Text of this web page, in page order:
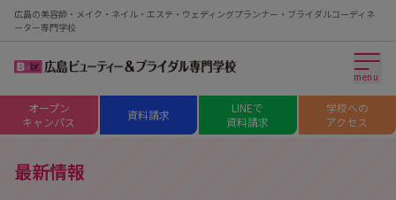
広島の美容師・メイク・ネイル・エステ・ウェディングプランナー・ブライダルコーディネ
ーター専門学校
menu
オープン
キャンパス
資料請求
LINEで
資料請求
学校への
アクセス
最新情報